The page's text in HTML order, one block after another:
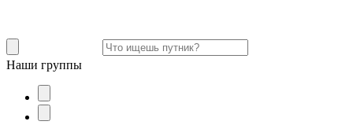
Наши группы